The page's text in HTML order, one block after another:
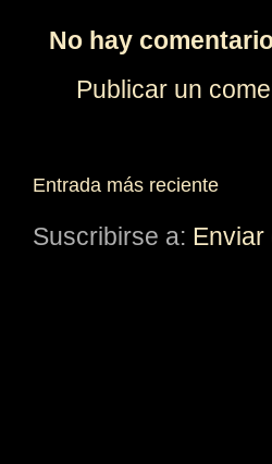
No hay
Publicar un
Entrada más reciente
Suscribirse a: Enviar